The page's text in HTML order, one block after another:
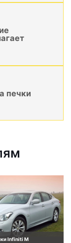
печки
Infiniti M